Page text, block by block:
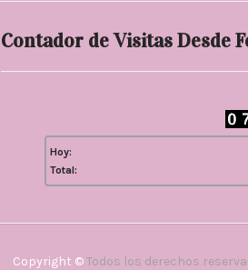
Contador de Visitas Desde
Hoy:
Total:
Copyright ©Todos los derechos